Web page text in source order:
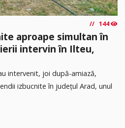
144
aproape simultan în
intervin în Ilteu,
intervenit, joi după-amiază,
izbucnite în județul Arad, unul